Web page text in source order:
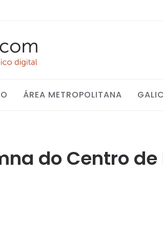
ÁREA METROPOLITANA
do Centro